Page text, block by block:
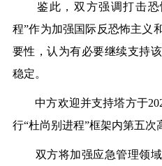
鉴此，双方强调打击恐
程”作为加强国际反恐怖主义
要性，认为有必要继续支持
稳定。
中方欢迎并支持塔方于
行“杜尚别进程”框架内第五次
双方将加强应急管理领域